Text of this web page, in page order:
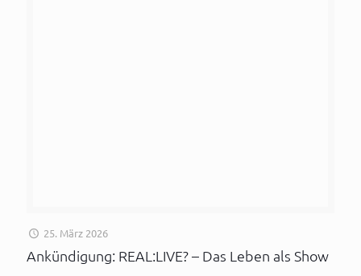
25. März 2026
Ankündigung: REAL:LIVE? – Das Leben als Show